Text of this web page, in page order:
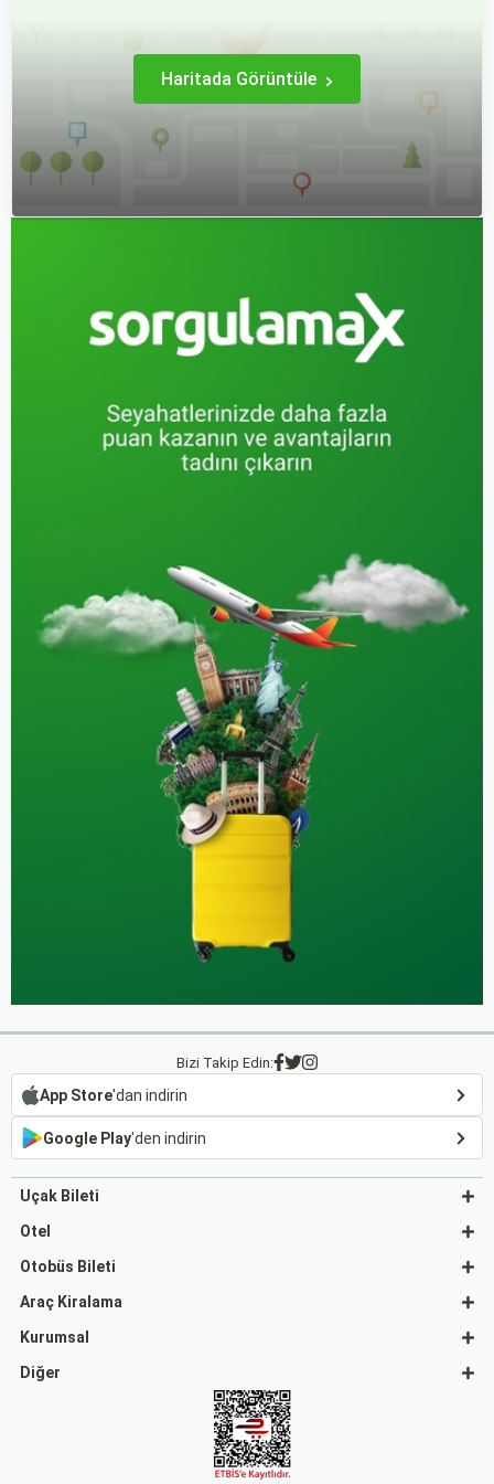
Haritada Görüntüle
Bizi Takip Edin:
App Store'dan indirin
Google Play'den indirin
Uçak Bileti
Otel
Otobüs Bileti
Araç Kiralama
Kurumsal
Diğer